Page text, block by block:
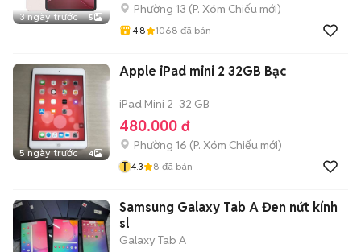
3 ngày trước 5
Phường 13 (P. Xóm Chiếu mới)
4.8 1068 đã bán
5 ngày trước 4
Apple iPad mini 2 32GB Bạc
iPad Mini 2 32 GB
480.000 đ
Phường 16 (P. Xóm Chiếu mới)
T 4.3 8 đã bán
Samsung Galaxy Tab A Đen nứt kính
sl
Galaxy Tab A